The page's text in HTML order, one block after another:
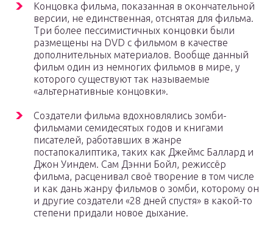
Концовка фильма, показанная в окончательной
версии, не единственная, отснятая для фильма.
Три более пессимистичных концовки были
размещены на DVD с фильмом в качестве
дополнительных материалов. Вообще данный
фильм один из немногих фильмов в мире, у
которого существуют так называемые
«альтернативные концовки».
Создатели фильма вдохновлялись зомби-
фильмами семидесятых годов и книгами
писателей, работавших в жанре
постапокалиптика, таких как Джеймс Баллард и
Джон Уиндем. Сам Дэнни Бойл, режиссёр
фильма, расценивал своё творение в том числе
и как дань жанру фильмов о зомби, которому он
и другие создатели «28 дней спустя» в какой-то
степени придали новое дыхание.